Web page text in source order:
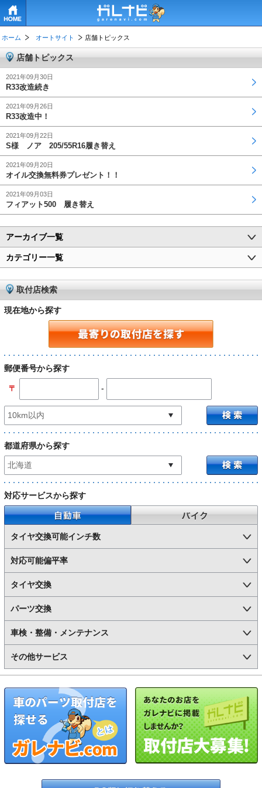
ホーム オートサイト 店舗トピックス
店舗トピックス
2021年09月30日
R33改造続き
2021年09月26日
R33改造中！
2021年09月22日
S様 ノア 205/55R16履き替え
2021年09月20日
オイル交換無料券プレゼント！！
2021年09月03日
フィアット500 履き替え
アーカイブ一覧
カテゴリー一覧
取付店検索
現在地から探す
郵便番号から探す
〒 -
都道府県から探す
対応サービスから探す
自動車
タイヤ交換可能インチ数
対応可能偏平率
タイヤ交換
パーツ交換
車検・整備・メンテナンス
その他サービス